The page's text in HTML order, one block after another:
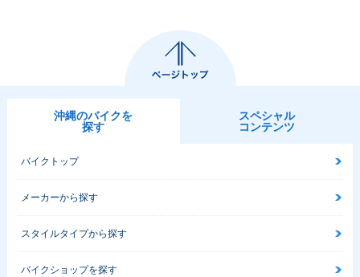
沖縄のバイクを
探す
スペシャル
コンテンツ
バイクトップ
メーカーから探す
スタイルタイプから探す
バイクショップを探す